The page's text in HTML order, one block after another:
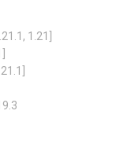
1.21]